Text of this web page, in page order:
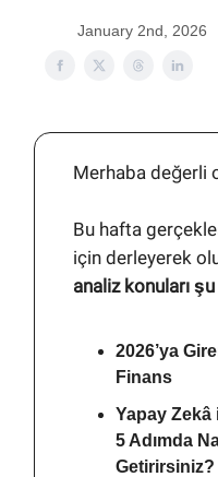
January 2nd, 2026
Merhaba değerli
Bu hafta
için derleyerek
analiz konuları
2026’ya
Finans
Yapay Zekâ
5 Adımda
Getirirsiniz?